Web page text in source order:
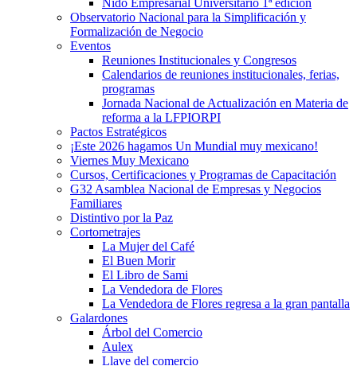
Observatorio Nacional para la Simplificación y
Formalización de Negocio
Eventos
Reuniones Institucionales y Congresos
Calendarios de reuniones institucionales, ferias,
programas
Jornada Nacional de Actualización en Materia de
reforma a la LFPIORPI
Pactos Estratégicos
¡Este 2026 hagamos Un Mundial muy mexicano!
Viernes Muy Mexicano
Cursos, Certificaciones y Programas de Capacitación
G32 Asamblea Nacional de Empresas y Negocios
Familiares
Distintivo por la Paz
Cortometrajes
La Mujer del Café
El Buen Morir
El Libro de Sami
La Vendedora de Flores
La Vendedora de Flores regresa a la gran pantalla
Galardones
Árbol del Comercio
Aulex
Llave del comercio